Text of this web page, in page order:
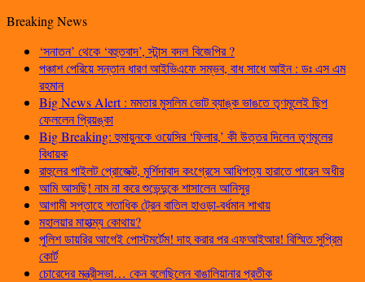
Breaking News
‘সনাতন’ থেকে ‘বহুতবাদ’, স্টান্স বদল বিজেপির ?
পঞ্চাশ পেরিয়ে সন্তান ধারণ আইভিএফে সম্ভব, বাধ সাধে আইন : ডঃ এস এম
রহমান
Big News Alert : মমতার মুসলিম ভোট ব্যাঙ্ক ভাঙতে তৃণমূলেই ছিপ
ফেললেন প্রিয়ঙ্কা
Big Breaking: হুমায়ুনকে ওয়েসির ‘ফিলার,’ কী উত্তর দিলেন তৃণমূলের
বিধায়ক
রাহুলের পাইলট প্রোজেক্ট, মুর্শিদাবাদ কংগ্রেসে আধিপত্য হারাতে পারেন অধীর
আমি আসছি! নাম না করে শুভেন্দুকে শাসালেন আনিসুর
আগামী সপ্তাহে শতাধিক ট্রেন বাতিল হাওড়া-বর্ধমান শাখায়
মহালয়ার মাহাত্ম্য কোথায়?
পুলিশ ডায়রির আগেই পোস্টমর্টেম! দাহ করার পর এফআইআর! বিস্মিত সুপ্রিম
কোর্ট
চোরেদের মন্ত্রীসভা… কেন বলেছিলেন বাঙালিয়ানার প্রতীক